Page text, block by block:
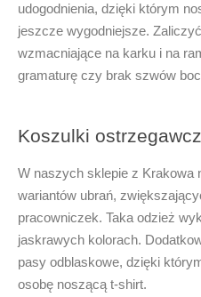
udogodnienia, dzięki którym
jeszcze wygodniejsze.
wzmacniające na karku i na
gramaturę czy brak szwów
Koszulki
W naszych sklepie z Krakowa
wariantów ubrań,
pracowniczek. Taka odzież
jaskrawych kolorach.
pasy odblaskowe, dzięki
osobę noszącą t-shirt.